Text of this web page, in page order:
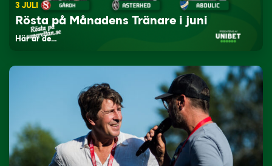
3 JULI
Rösta på Månadens Tränare i juni
Här är de…